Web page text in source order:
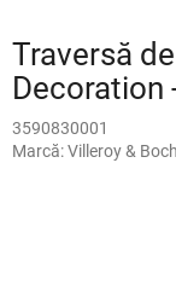
Traversă
Decoration
3590830001
Marcă:Villeroy & Boch